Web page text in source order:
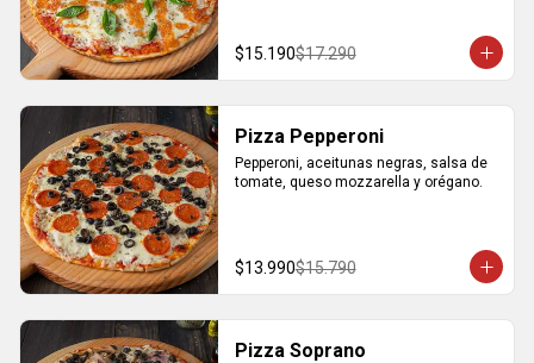
$15.190$17.290
Pizza Pepperoni
Pepperoni, aceitunas negras, salsa de
tomate, queso mozzarella y orégano.
$13.990$15.790
Pizza Soprano